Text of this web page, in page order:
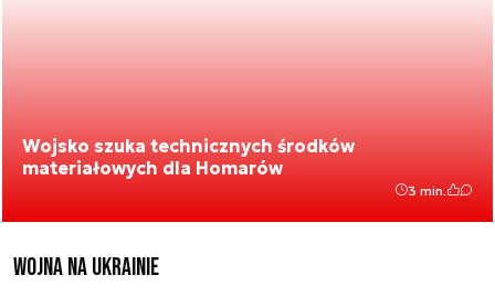
Wojsko szuka technicznych środków
materiałowych dla Homarów
3 min.
Wojna na Ukrainie